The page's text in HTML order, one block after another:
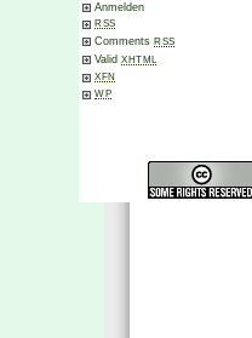
Anmelden
RSS
Comments RSS
Valid XHTML
XFN
WP